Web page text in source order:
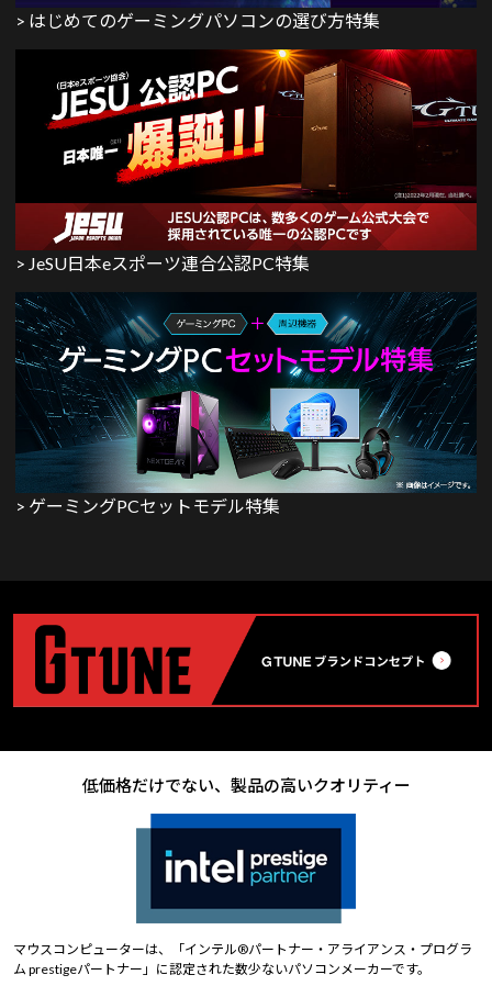
> はじめてのゲーミングパソコンの選び方特集
> JeSU日本eスポーツ連合公認PC特集
> ゲーミングPCセットモデル特集
低価格だけでない、製品の高いクオリティー
マウスコンピューターは、「インテル®パートナー・アライアンス・プログラ
ム prestigeパートナー」に認定された数少ないパソコンメーカーです。